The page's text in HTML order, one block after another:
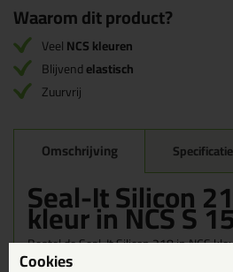
Waarom dit product?
VeelNCS kleuren
Blijvendelastisch
Zuurvrij
Omschrijving
Seal-It Silicon
kleur in NCS S
Bestel de Seal-It Silicon 218 in NCS
vandaag nog! Vandaag besteld =
Cookies